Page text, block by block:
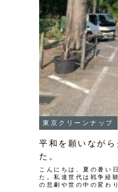
東京クリーンナップ
平和を願いなが
た。
こんにちは、夏の暑い
た。私達世代は戦争経
の悲劇や世の中の変わ